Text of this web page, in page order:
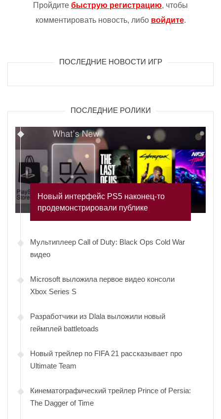
Пройдите быструю регистрацию, чтобы
комментировать новость, либо войдите.
ПОСЛЕДНИЕ НОВОСТИ ИГР
ПОСЛЕДНИЕ РОЛИКИ
Новый интерфейс PS5 наконец-то
продемонстрировали публике
Мультиплеер Call of Duty: Black Ops Cold War
видео
Microsoft выложила первое видео консоли
Xbox Series S
Разработчики из Dlala выложили новый
геймплей battletoads
Новый трейлер по FIFA 21 рассказывает про
Ultimate Team
Кинематографический трейлер Prince of Persia:
The Dagger of Time